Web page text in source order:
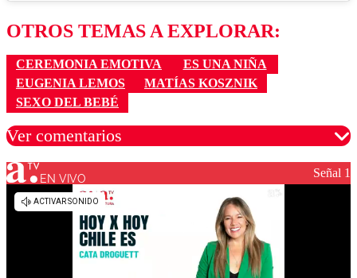
OTROS TEMAS A EXPLORAR:
CEREMONIA EMOTIVA
ES UNA NIÑA
EUGENIA LEMOS
MATÍAS KOSZNIK
SEXO DEL BEBÉ
Ver comentarios
Los comentarios son moderados para garantizar un
diálogo respetuoso.
EN VIVO Señal 1